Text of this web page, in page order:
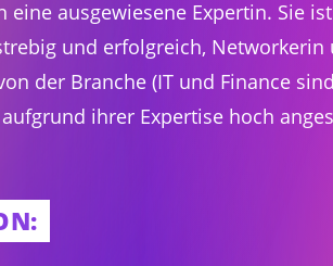
eine ausgewiesene Expertin. Sie
und erfolgreich, Networkerin
der Branche (IT und Finance sind
ihrer Expertise hoch